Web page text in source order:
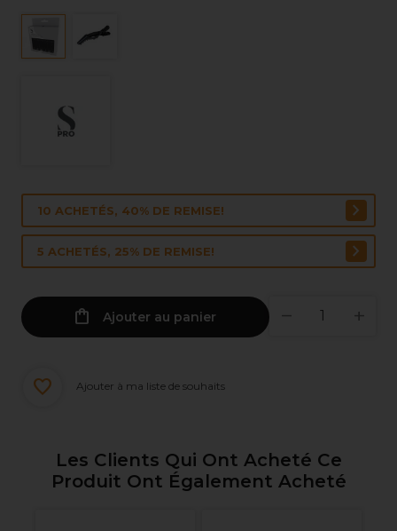
10 ACHETÉS, 40% DE REMISE!
5 ACHETÉS, 25% DE REMISE!
Ajouter au panier
Ajouter à ma liste de souhaits
Les Clients Qui Ont Acheté Ce
Produit Ont Également Acheté